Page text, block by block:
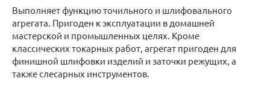
Выполняет функцию точильного и шлифовального
агрегата. Пригоден к эксплуатации в домашней
мастерской и промышленных целях. Кроме
классических токарных работ, агрегат пригоден для
финишной шлифовки изделий и заточки режущих, а
также слесарных инструментов.